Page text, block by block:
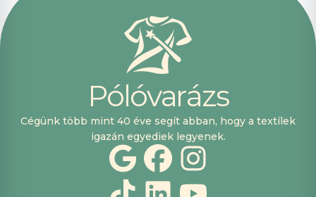
Pólóvarázs
Cégünk több mint 40 éve segít abban, hogy a textílek
igazán egyediek legyenek.